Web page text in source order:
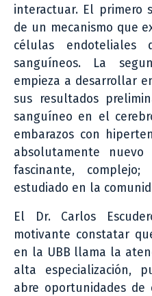
interactuar. El primero
de un mecanismo que
células endoteliales
sanguíneos. La
empieza a desarrollar
sus resultados
sanguíneo en el
embarazos con
absolutamente
fascinante,
estudiado en la
El Dr. Carlos
motivante constatar
en la UBB llama la
alta especialización,
abre oportunidades de